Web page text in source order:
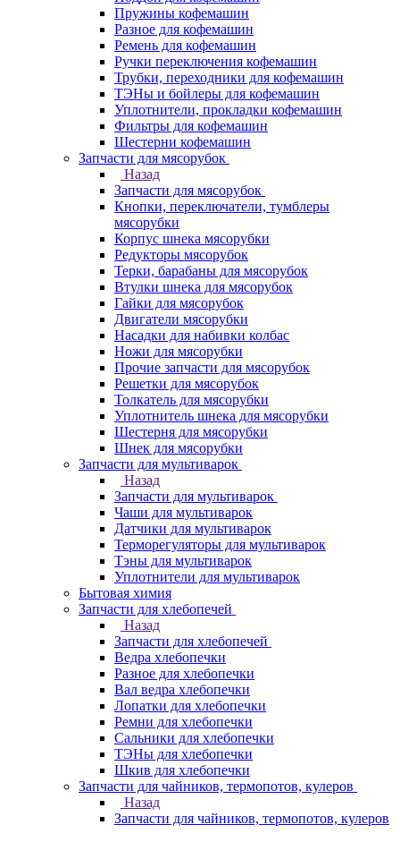
Пружины кофемашин
Разное для кофемашин
Ремень для кофемашин
Ручки переключения кофемашин
Трубки, переходники для кофемашин
ТЭНы и бойлеры для кофемашин
Уплотнители, прокладки кофемашин
Фильтры для кофемашин
Шестерни кофемашин
Запчасти для мясорубок
Назад
Запчасти для мясорубок
Кнопки, переключатели, тумблеры
мясорубки
Корпус шнека мясорубки
Редукторы мясорубок
Терки, барабаны для мясорубок
Втулки шнека для мясорубок
Гайки для мясорубок
Двигатели мясорубки
Насадки для набивки колбас
Ножи для мясорубки
Прочие запчасти для мясорубок
Решетки для мясорубок
Толкатель для мясорубки
Уплотнитель шнека для мясорубки
Шестерня для мясорубки
Шнек для мясорубки
Запчасти для мультиварок
Назад
Запчасти для мультиварок
Чаши для мультиварок
Датчики для мультиварок
Терморегуляторы для мультиварок
Тэны для мультиварок
Уплотнители для мультиварок
Бытовая химия
Запчасти для хлебопечей
Назад
Запчасти для хлебопечей
Ведра хлебопечки
Разное для хлебопечки
Вал ведра хлебопечки
Лопатки для хлебопечки
Ремни для хлебопечки
Сальники для хлебопечки
ТЭНы для хлебопечки
Шкив для хлебопечки
Запчасти для чайников, термопотов, кулеров
Назад
Запчасти для чайников, термопотов, кулеров